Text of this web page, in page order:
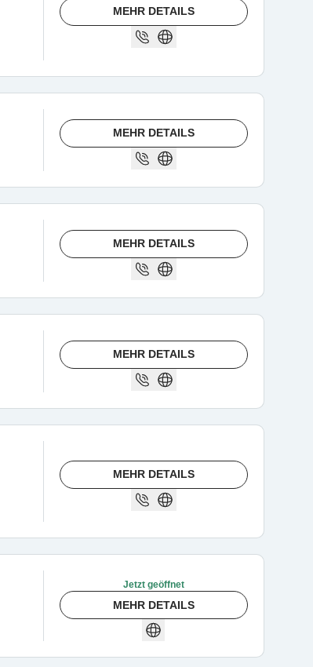
MEHR DETAILS
MEHR DETAILS
MEHR DETAILS
MEHR DETAILS
MEHR DETAILS
Jetzt geöffnet
MEHR DETAILS